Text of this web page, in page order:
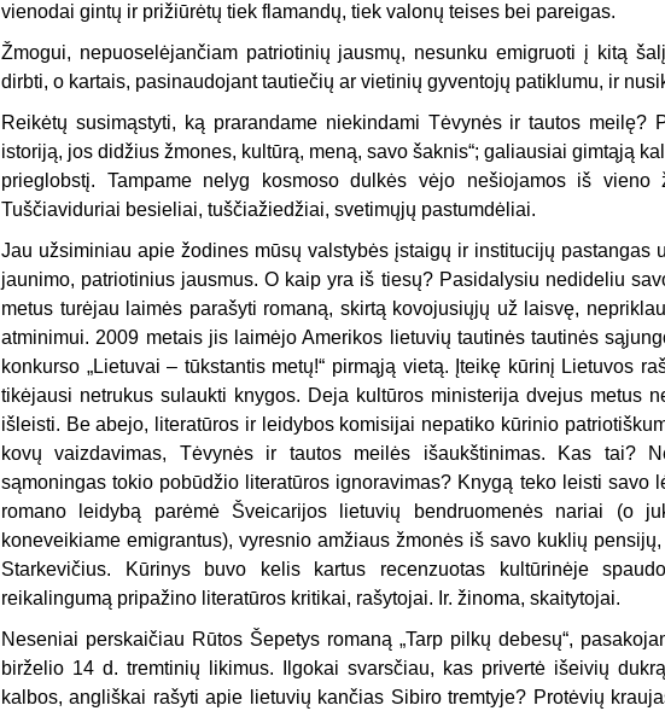
vienodai gintų ir prižiūrėtų tiek flamandų, tiek valonų teises bei pareigas.
Žmogui, nepuoselėjančiam patriotinių jausmų, nesunku emigruoti į kitą
dirbti, o kartais, pasinaudojant tautiečių ar vietinių gyventojų patiklumu, ir
Reikėtų susimąstyti, ką prarandame niekindami Tėvynės ir tautos meilę?
istoriją, jos didžius žmones, kultūrą, meną, savo šaknis“; galiausiai gimtąją
prieglobstį. Tampame nelyg kosmoso dulkės vėjo nešiojamos iš vieno
Tuščiaviduriai besieliai, tuščiažiedžiai, svetimųjų pastumdėliai.
Jau užsiminiau apie žodines mūsų valstybės įstaigų ir institucijų pastangas
jaunimo, patriotinius jausmus. O kaip yra iš tiesų? Pasidalysiu nedideliu
metus turėjau laimės parašyti romaną, skirtą kovojusiųjų už laisvę,
atminimui. 2009 metais jis laimėjo Amerikos lietuvių tautinės tautinės
konkurso „Lietuvai – tūkstantis metų!“ pirmąją vietą. Įteikę kūrinį Lietuvos
tikėjausi netrukus sulaukti knygos. Deja kultūros ministerija dvejus metus
išleisti. Be abejo, literatūros ir leidybos komisijai nepatiko kūrinio
kovų vaizdavimas, Tėvynės ir tautos meilės išaukštinimas. Kas tai?
sąmoningas tokio pobūdžio literatūros ignoravimas? Knygą teko leisti savo
romano leidybą parėmė Švei­carijos lietuvių bendruomenės nariai (o
koneveikiame emigrantus), vyresnio amžiaus žmonės iš savo kuklių
Starkevičius. Kūrinys buvo kelis kartus recenzuotas kultūrinėje
reikalingumą pripažino literatūros kritikai, rašytojai. Ir. žinoma, skaitytojai.
Neseniai perskaičiau Rūtos Šepetys romaną „Tarp pilkų debesų“,
birželio 14 d. tremtinių likimus. Ilgokai svarsčiau, kas privertė išeivių
kalbos, angliškai rašyti apie lietu­vių kančias Sibiro tremtyje? Protėvių